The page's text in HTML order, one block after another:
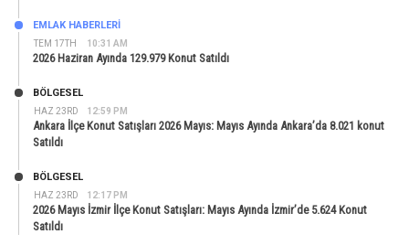
TEM 17TH 10:31 AM
EMLAK HABERLERI
2026 Haziran Ayında 129.979 Konut Satıldı
HAZ 23RD 12:59 PM
BÖLGESEL
Ankara İlçe Konut Satışları 2026 Mayıs: Mayıs Ayında Ankara’da 8.021 konut
Satıldı
HAZ 23RD 12:17 PM
BÖLGESEL
2026 Mayıs İzmir İlçe Konut Satışları: Mayıs Ayında İzmir’de 5.624 Konut
Satıldı